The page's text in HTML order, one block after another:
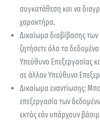
συγκατάθεση και να
χαρακτήρα.
Δικαίωμα διαβίβασης
ζητήσετε όλα τα
Υπεύθυνο Επεξεργασίας
σε άλλον Υπεύθυνο
Δικαίωμα εναντίωσης:
επεξεργασία των
εκτός εάν υπάρχουν